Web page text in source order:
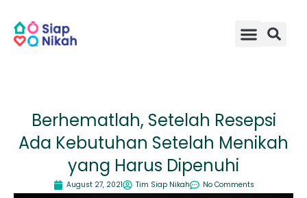
content
Berhematlah, Setelah Resepsi
Ada Kebutuhan Setelah Menikah
yang Harus Dipenuhi
August 27, 2021 Tim Siap Nikah No Comments